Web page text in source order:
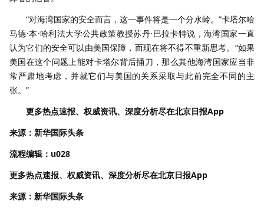
“对海湾国家的安全而言，这一事件将是一个分水岭。”卡塔尔哈
马德·本·哈利法大学公共政策教授苏丹·巴拉卡特说，海湾国家一直
认为它们的安全可以由美国保障，而现在将不得不重新思考。“如果
美国在这个问题上能对卡塔尔背后捅刀，那么其他海湾国家应当非
常严肃地考虑，并就它们与美国的关系采取与此前完全不同的主
张。”
更多热点速报、权威资讯、深度分析尽在北京日报App
来源：新华国际头条
流程编辑：u028
更多热点速报、权威资讯、深度分析尽在北京日报App
来源：新华国际头条